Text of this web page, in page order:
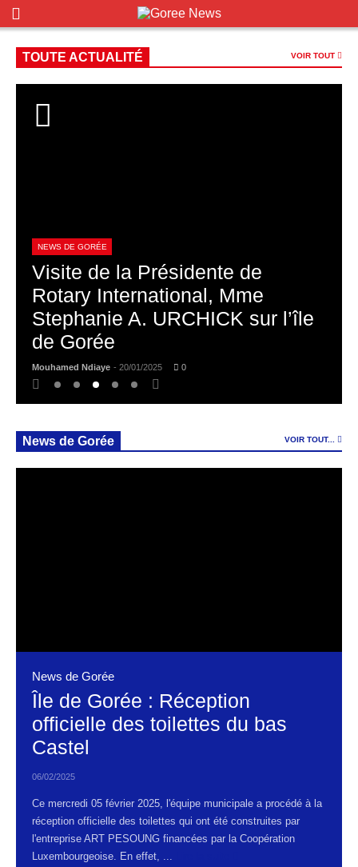
TOUTE ACTUALITÉ VOIR TOUT
NEWS DE GORÉE
Visite de la Présidente de
Rotary International, Mme
Stephanie A. URCHICK sur l’île
de Gorée
Mouhamed Ndiaye - 20/01/2025 0
News de Gorée VOIR TOUT...
News de Gorée
Île de Gorée : Réception
officielle des toilettes du bas
Castel
06/02/2025
Ce mercredi 05 février 2025, l'équipe municipale a procédé à la
réception officielle des toilettes qui ont été construites par
l'entreprise ART PESOUNG financées par la Coopération
Luxembourgeoise. En effet, ...